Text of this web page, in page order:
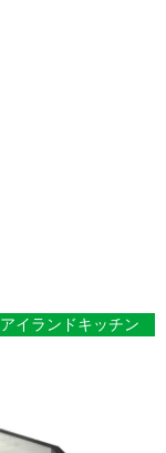
アイランドキッチン